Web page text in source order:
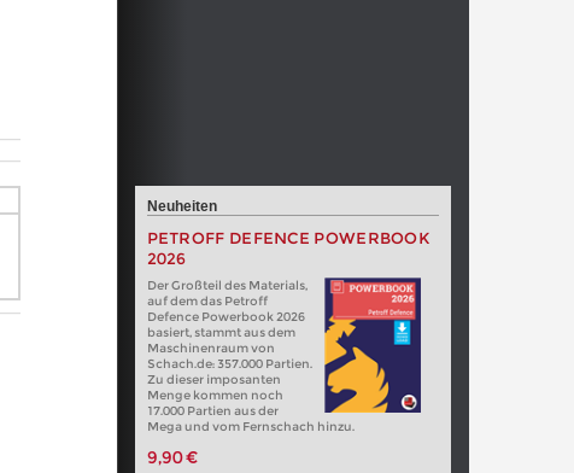
Neuheiten
PETROFF DEFENCE POWERBOOK
2026
Der Großteil des Materials,
auf dem das Petroff
Defence Powerbook 2026
basiert, stammt aus dem
Maschinenraum von
Schach.de: 357.000 Partien.
Zu dieser imposanten
Menge kommen noch
17.000 Partien aus der
Mega und vom Fernschach hinzu.
9,90 €